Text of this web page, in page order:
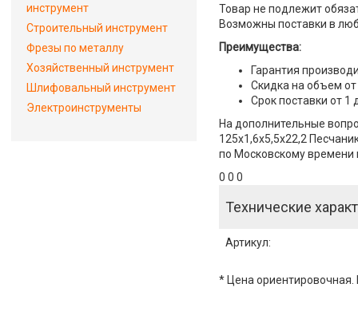
Товар не подлежит
Возможны поставки в
Преимущества:
Гарантия
Скидка на объем от
Срок поставки от 1
На дополнительные
125x1,6x5,5x22,2
по Московскому времени
0 0 0
Технические
Артикул:
* Цена ориентировочная.
инструмент
Строительный инструмент
Фрезы по металлу
Хозяйственный инструмент
Шлифовальный инструмент
Электроинструменты